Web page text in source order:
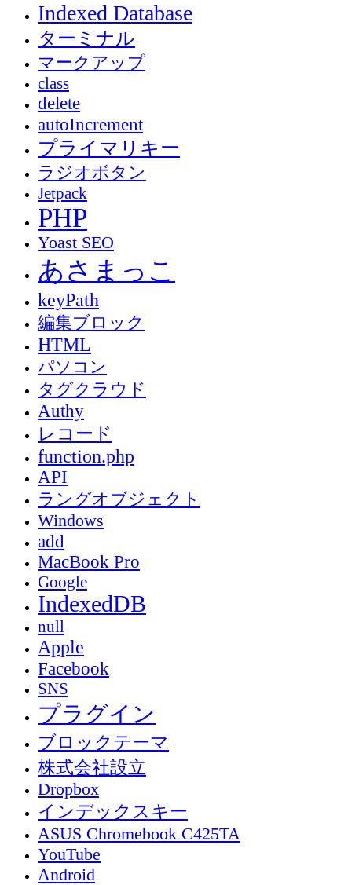
Indexed Database
ターミナル
マークアップ
class
delete
autoIncrement
プライマリキー
ラジオボタン
Jetpack
PHP
Yoast SEO
あさまっこ
keyPath
編集ブロック
HTML
パソコン
タグクラウド
Authy
レコード
function.php
API
ラングオブジェクト
Windows
add
MacBook Pro
Google
IndexedDB
null
Apple
Facebook
SNS
プラグイン
ブロックテーマ
株式会社設立
Dropbox
インデックスキー
ASUS Chromebook C425TA
YouTube
Android